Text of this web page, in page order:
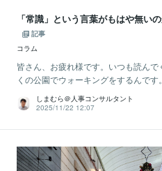
「常識」という言葉がもはや無い
記事
コラム
皆さん、お疲れ様です。いつも読ん
くの公園でウォーキングをするんで
しまむら＠人事コンサルタント
2025/11/22 12:07